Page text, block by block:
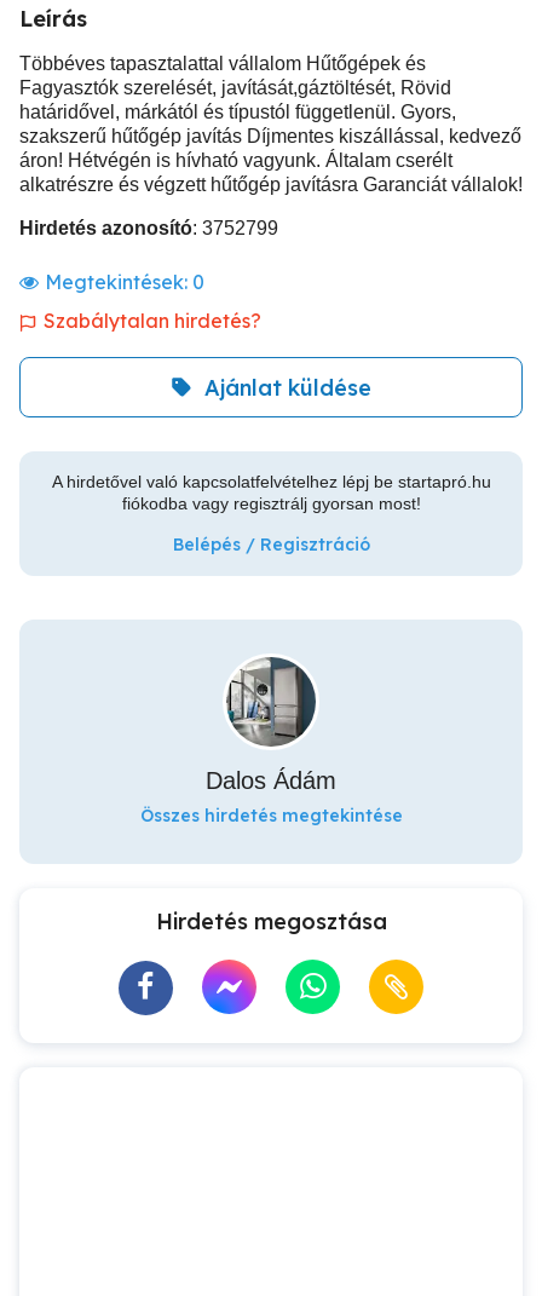
Leírás
Többéves tapasztalattal vállalom Hűtőgépek és
Fagyasztók szerelését, javítását,gáztöltését, Rövid
határidővel, márkától és típustól függetlenül. Gyors,
szakszerű hűtőgép javítás Díjmentes kiszállással, kedvező
áron! Hétvégén is hívható vagyunk. Általam cserélt
alkatrészre és végzett hűtőgép javításra Garanciát vállalok!
Hirdetés azonosító: 3752799
Megtekintések: 0
Szabálytalan hirdetés?
Ajánlat küldése
A hirdetővel való kapcsolatfelvételhez lépj be startapró.hu
fiókodba vagy regisztrálj gyorsan most!
Belépés / Regisztráció
Dalos Ádám
Összes hirdetés megtekintése
Hirdetés megosztása